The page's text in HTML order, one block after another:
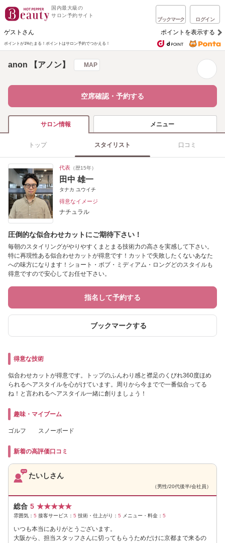
国内最大級の
サロン予約サイト
ブックマーク ログイン
ゲストさん ポイントを表示する
ポイントが1%たまる！ ポイントはサロン予約でつかえる！
anon 【アノン】 MAP
空席確認・予約する
サロン情報 メニュー
トップ スタイリスト 口コミ
代表 （歴15年）
田中 雄一
タナカ ユウイチ
得意なイメージ
ナチュラル
圧倒的な似合わせカットにご期待下さい！
毎朝のスタイリングがやりやすくまとまる技術力の高さを実感して下さい。
特に再現性ある似合わせカットが得意です！カットで失敗したくないあなた
への味方になります！ショート・ボブ・ミディアム・ロングどのスタイルも
得意ですので安心してお任せ下さい。
指名して予約する
ブックマークする
得意な技術
似合わせカットが得意です。トップのふんわり感と襟足のくびれ360度ほめ
られるヘアスタイルを心がけています。周りから今までで一番似合ってる
ね！と言われるヘアスタイル一緒に創りましょう！
趣味・マイブーム
ゴルフ スノーボード
新着の高評価口コミ
たいしさん
（男性/20代後半/会社員）
総合 5 ★★★★★
雰囲気： 5 接客サービス： 5 技術・仕上がり： 5 メニュー・料金： 5
いつも本当にありがとうございます。
大阪から、担当スタッフさんに切ってもらうためだけに京都まで来るの